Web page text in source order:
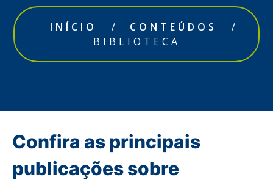
INÍCIO / CONTEÚDOS
/
BIBLIOTECA
Confira as principais
publicações sobre